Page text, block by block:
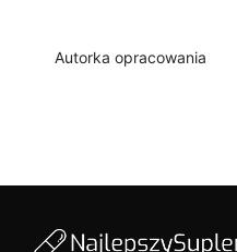
Autorka opracowania